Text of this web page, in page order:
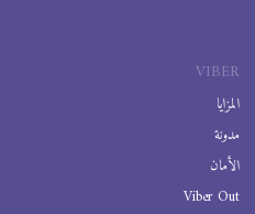
VIBER
المزايا
مدونة
الأمان
Viber Out